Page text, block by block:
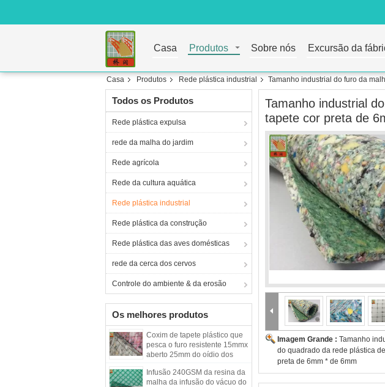
Casa Produtos Sobre nós Excursão da
Casa Produtos Rede plástica industrial Tamanho industrial do furo da
Todos os Produtos
Rede plástica expulsa
rede da malha do jardim
Rede agrícola
Rede da cultura aquática
Rede plástica industrial
Rede plástica da construção
Rede plástica das aves domésticas
rede da cerca dos cervos
Controle do ambiente & da erosão
Os melhores produtos
Coxim de tapete plástico que
pesca o furo resistente 15mmx
aberto 25mm do oídio dos
Infusão 240GSM da resina da
malha da infusão do vácuo do
Tamanho industrial
tapete cor preta de
Imagem Grande : Tamanho
do quadrado da rede plástica
preta de 6mm * de 6mm